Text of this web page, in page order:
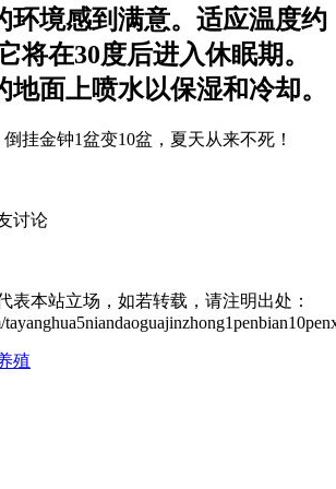
环境感到满意。适应温度约
将在30度后进入休眠期。
面上喷水以保湿和冷却。
讨论
表本站立场，如若转载，请注明出处：
殖